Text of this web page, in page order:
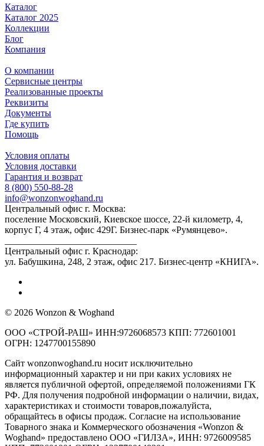
Каталог
Каталог 2025
Коллекции
Блог
Компания
О компании
Сервисные центры
Реализованные проекты
Реквизиты
Документы
Где купить
Помощь
Условия оплаты
Условия доставки
Гарантия и возврат
8 (800) 550-88-28
info@wonzonwoghand.ru
Центральный офис г. Москва:
поселение Московский, Киевское шоссе, 22-й километр, 4,
корпус Г, 4 этаж, офис 429Г. Бизнес-парк «Румянцево».
Центральный офис г. Краснодар:
ул. Бабушкина, 248, 2 этаж, офис 217. Бизнес-центр «КНИГА».
© 2026 Wonzon & Woghand
ООО «СТРОЙ-РАШ» ИНН:9726068573 КПП: 772601001
ОГРН: 1247700155890
Сайт wonzonwoghand.ru носит исключительно
информационный характер и ни при каких условиях не
является публичной офертой, определяемой положениями ГК
РФ. Для получения подробной информации о наличии, видах,
характеристиках и стоимости товаров,пожалуйста,
обращайтесь в офисы продаж. Согласие на использование
Товарного знака и Коммерческого обозначения «Wonzon &
Woghand» предоставлено OOO «ГИЛЗА», ИНН: 9726009585